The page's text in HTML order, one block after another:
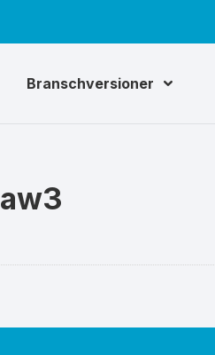
Branschversioner